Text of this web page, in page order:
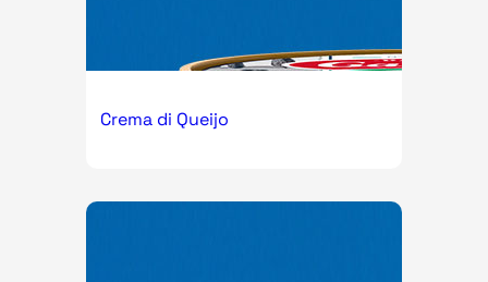
Crema di Queijo